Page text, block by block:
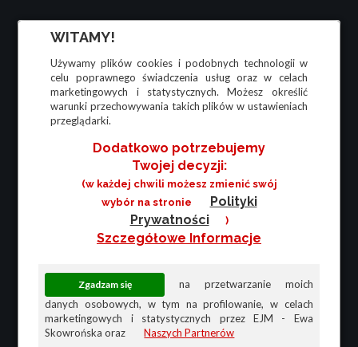
WITAMY!
Używamy plików cookies i podobnych technologii w
celu poprawnego świadczenia usług oraz w celach
marketingowych i statystycznych. Możesz określić
warunki przechowywania takich plików w ustawieniach
przeglądarki.
Dodatkowo potrzebujemy
Twojej decyzji:
(w każdej chwili możesz zmienić swój
wybór na stronie
Polityki
Prywatności
)
Szczegółowe Informacje
na przetwarzanie moich
danych osobowych, w tym na profilowanie, w celach
marketingowych i statystycznych przez EJM - Ewa
Skowrońska oraz
Naszych Partnerów